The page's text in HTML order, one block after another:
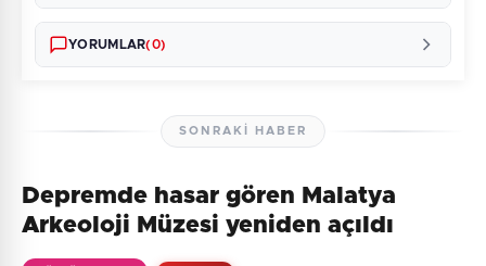
YORUMLAR(0)
Henüz yorum yapılmamış. İlk yorumu siz yapın!
SONRAKI HABER
Depremde hasar gören Malatya
Arkeoloji Müzesi yeniden açıldı